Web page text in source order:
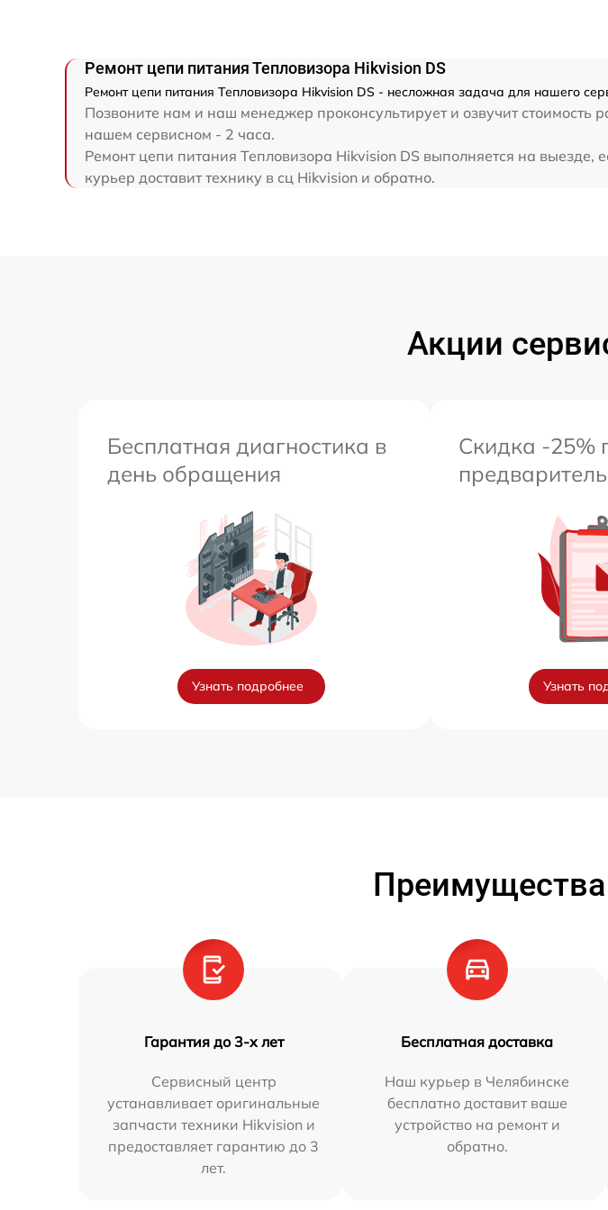
Ремонт цепи питания Тепловизора Hikvision DS
Ремонт цепи питания Тепловизора Hikvision DS - несложная задача для нашего
Позвоните нам и наш менеджер проконсультирует и озвучит стоимость
нашем сервисном - 2 часа.
Ремонт цепи питания Тепловизора Hikvision DS выполняется на
курьер доставит технику в сц Hikvision и обратно.
Акции
Бесплатная диагностика в
день обращения
Узнать подробнее
Скидка -25%
Узнать
Гарантия до 3-х лет
Сервисный центр
устанавливает оригинальные
запчасти техники Hikvision и
предоставляет гарантию до 3
лет.
Бесплатная доставка
Наш курьер в Челябинске
бесплатно доставит ваше
устройство на ремонт и
обратно.